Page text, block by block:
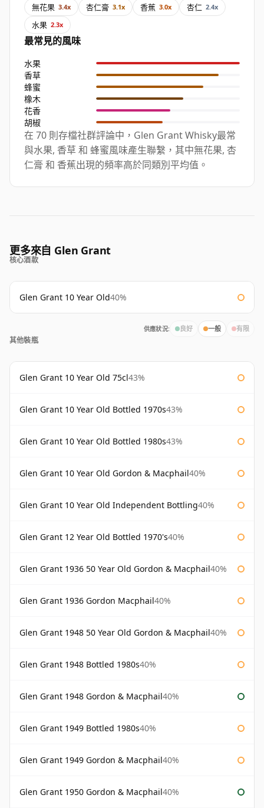
無花果 3.4x 杏仁膏 3.1x 香蕉 3.0x 杏仁 2.4x
水果 2.3x
最常見的風味
水果
香草
蜂蜜
橡木
花香
胡椒
在 70 則存檔社群評論中，Glen Grant Whisky最常
與水果, 香草 和 蜂蜜風味產生聯繫，其中無花果, 杏
仁膏 和 香蕉出現的頻率高於同類別平均值。
更多來自 Glen Grant
核心酒款
Glen Grant 10 Year Old40%
供應狀況: 良好 一般 有限
其他裝瓶
Glen Grant 10 Year Old 75cl43%
Glen Grant 10 Year Old Bottled 1970s43%
Glen Grant 10 Year Old Bottled 1980s43%
Glen Grant 10 Year Old Gordon & Macphail40%
Glen Grant 10 Year Old Independent Bottling40%
Glen Grant 12 Year Old Bottled 1970's40%
Glen Grant 1936 50 Year Old Gordon & Macphail40%
Glen Grant 1936 Gordon Macphail40%
Glen Grant 1948 50 Year Old Gordon & Macphail40%
Glen Grant 1948 Bottled 1980s40%
Glen Grant 1948 Gordon & Macphail40%
Glen Grant 1949 Bottled 1980s40%
Glen Grant 1949 Gordon & Macphail40%
Glen Grant 1950 Gordon & Macphail40%